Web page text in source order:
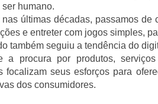
humano.
nas últimas décadas, passamos
e entreter com jogos simples,
também seguiu a tendência do
a procura por produtos,
focalizam seus esforços para
dos consumidores.